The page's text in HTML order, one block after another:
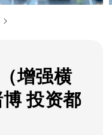
增强横
投资都